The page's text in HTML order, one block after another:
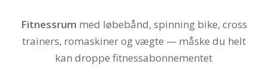
Fitnessrum med løbebånd, spinning bike, cross
trainers, romaskiner og vægte — måske du helt
kan droppe fitnessabonnementet